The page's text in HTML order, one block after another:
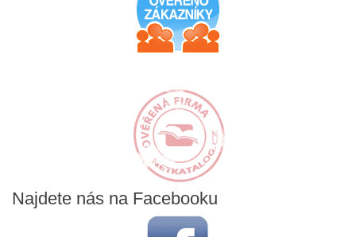
Najdete nás na Facebooku